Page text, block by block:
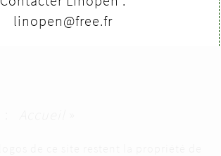
linopen@free.fr